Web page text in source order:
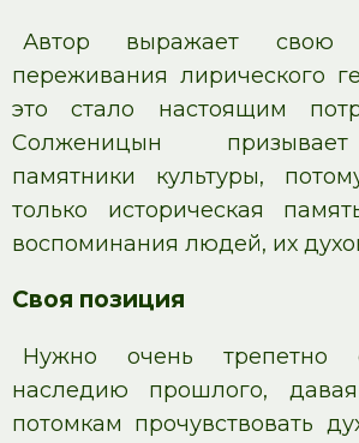
Автор выражает свою
переживания лирического
это стало настоящим
Солженицын
памятники культуры,
только историческая
воспоминания людей, их
Своя позиция
Нужно очень трепетно
наследию прошлого,
потомкам прочувствовать